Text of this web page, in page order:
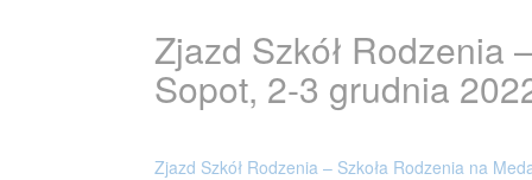
Zjazd Szkół Rodzenia
Sopot, 2-3 grudnia
Zjazd Szkół Rodzenia – Szkoła Rodzenia na